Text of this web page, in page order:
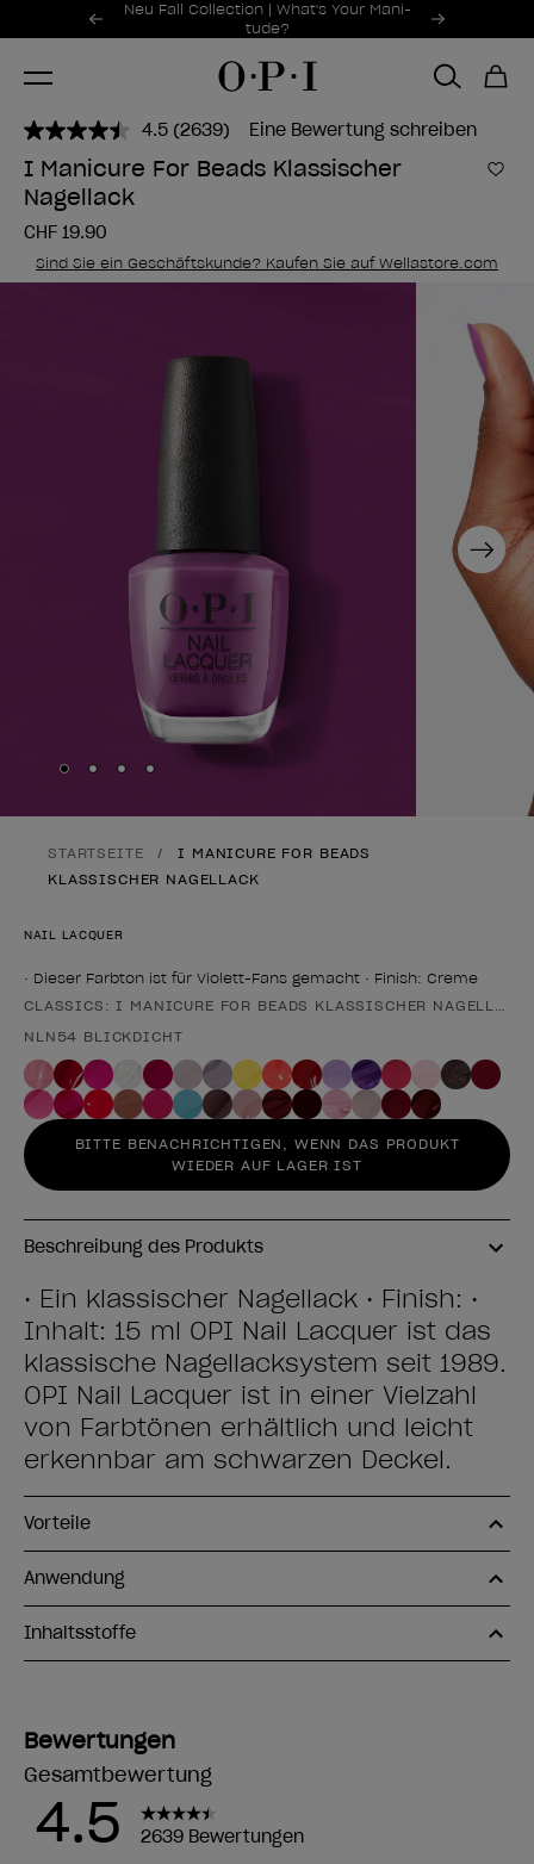
Sonderangebote
Neu Fall Collection | What's Your Mani-
tude?
Item 1 of 2
4.5 2639
Bewertungen
lesen..
Seite.
(2639) Eine Bewertung schreiben
I Manicure For Beads Klassischer
Nagellack
Zur
CHF 19.90
Sind Sie ein Geschäftskunde? Kaufen Sie auf Wellastore.com
Next
Skip to slide
Skip to slide
Skip to slide
Skip to slide
STARTSEITE
I MANICURE FOR BEADS
KLASSISCHER NAGELLACK
NAIL LACQUER
• Dieser Farbton ist für Violett-Fans gemacht • Finish: Creme
Form des Produkts
CLASSICS: I MANICURE FOR BEADS KLASSISCHER NAGELLACK
NLN54 BLICKDICHT
BITTE BENACHRICHTIGEN, WENN DAS PRODUKT
WIEDER AUF LAGER IST
Beschreibung des Produkts
• Ein klassischer Nagellack • Finish: •
Inhalt: 15 ml OPI Nail Lacquer ist das
klassische Nagellacksystem seit 1989.
OPI Nail Lacquer ist in einer Vielzahl
von Farbtönen erhältlich und leicht
erkennbar am schwarzen Deckel.
Vorteile
Anwendung
Inhaltsstoffe